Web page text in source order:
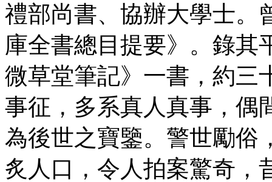
禮部尚書、協辦大學士。
庫全書總目提要》。錄其
微草堂筆記》一書，約三
事征，多系真人真事，偶
為後世之寶鑒。警世勵俗
炙人口，令人拍案驚奇，